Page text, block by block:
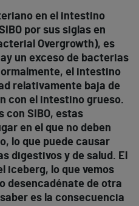
en el intestino
por sus siglas en
Overgrowth), es
un exceso de bacterias
el intestino
relativamente baja de
con el intestino grueso.
con SIBO, estas
en el que no deben
lo que puede causar
digestivos y de salud. El
iceberg, lo que vemos
desencadénate de otra
es la consecuencia